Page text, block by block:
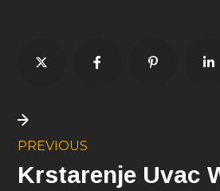
PREVIOUS
Krstarenje Uvac